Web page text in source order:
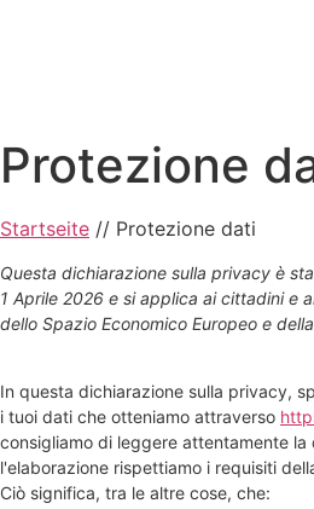
Protezione
Startseite // Protezione dati
Questa dichiarazione sulla privacy è
1 Aprile 2026 e si applica ai cittadini e
dello Spazio Economico Europeo e
In questa dichiarazione sulla privacy,
i tuoi dati che otteniamo attraverso
consigliamo di leggere attentamente la
l'elaborazione rispettiamo i requisiti
Ciò significa, tra le altre cose, che: